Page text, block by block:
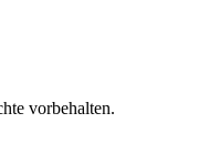
vorbehalten.